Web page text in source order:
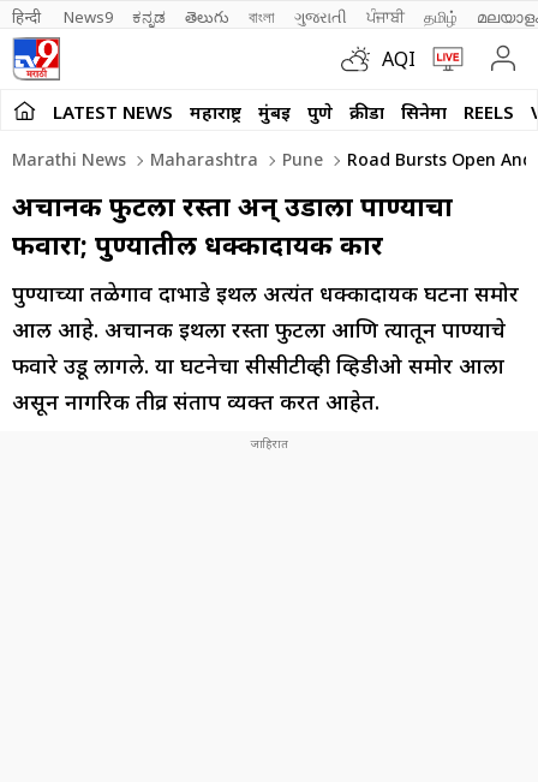
हिन्दी News9 ಕನ್ನಡ తెలుగు বাংলা ગુજરાતી ਪੰਜਾਬੀ தமிழ்
AQI
LATEST NEWS महाराष्ट्र मुंबई पुणे क्रीडा सिनेमा REELS
Marathi News Maharashtra Pune Road Bursts Open
अचानक फुटला रस्ता अन् उडाला पाण्याचा
फवारा; पुण्यातील धक्कादायक प्रकार
पुण्याच्या तळेगाव दाभाडे इथली अत्यंत धक्कादायक घटना समोर
आली आहे. अचानक इथला रस्ता फुटला आणि त्यातून पाण्याचे
फवारे उडू लागले. या घटनेचा सीसीटीव्ही व्हिडीओ समोर आला
असून नागरिक तीव्र संताप व्यक्त करत आहेत.